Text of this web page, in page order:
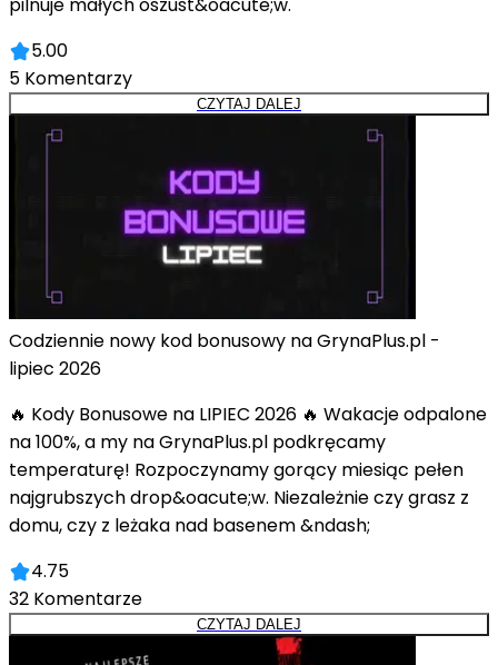
pilnuje małych oszust&oacute;w.
5.00
5 Komentarzy
CZYTAJ DALEJ
Codziennie nowy kod bonusowy na GrynaPlus.pl -
lipiec 2026
🔥 Kody Bonusowe na LIPIEC 2026 🔥 Wakacje odpalone
na 100%, a my na GrynaPlus.pl podkręcamy
temperaturę! Rozpoczynamy gorący miesiąc pełen
najgrubszych drop&oacute;w. Niezależnie czy grasz z
domu, czy z leżaka nad basenem &ndash;
4.75
32 Komentarze
CZYTAJ DALEJ